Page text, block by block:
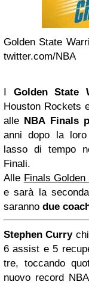
Golden State
twitter.com/NBA
I Golden State
Houston Rockets
alle NBA Finals
anni dopo la
lasso di tempo
Finali.
Alle Finals
e sarà la
saranno due
Stephen Curry
6 assist e 5
tre, toccando
nuovo record